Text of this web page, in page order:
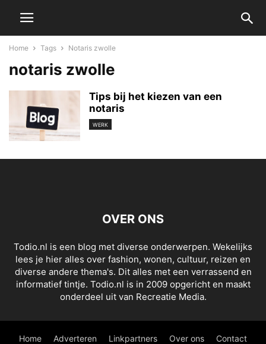
Home Tags Notaris zwolle
notaris zwolle
Tips bij het kiezen van een
notaris
WERK
OVER ONS
Todio.nl is een blog met diverse onderwerpen. Wekelijks
lees je hier alles over fashion, wonen, cultuur, reizen en
diverse andere thema's. Dit alles met een verrassend en
informatief tintje. Todio.nl is in 2009 opgericht en maakt
onderdeel uit van Recreatie Media.
Home Adverteren Linkpartners Over ons Contact